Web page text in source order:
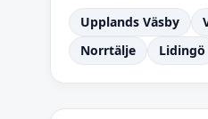
Upplands Väsby
Norrtälje
Lidingö